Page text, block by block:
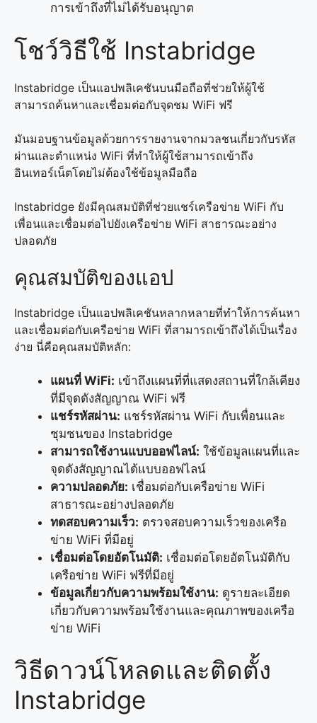
การเข้าถึงที่ไม่ได้รับอนุญาต
โชว์วิธีใช้ Instabridge
Instabridge เป็นแอปพลิเคชันบนมือถือที่ช่วยให้ผู้ใช้
สามารถค้นหาและเชื่อมต่อกับจุดชม WiFi ฟรี
มันมอบฐานข้อมูลด้วยการรายงานจากมวลชนเกี่ยวกับรหัส
ผ่านและตำแหน่ง WiFi ที่ทำให้ผู้ใช้สามารถเข้าถึง
อินเทอร์เน็ตโดยไม่ต้องใช้ข้อมูลมือถือ
Instabridge ยังมีคุณสมบัติที่ช่วยแชร์เครือข่าย WiFi กับ
เพื่อนและเชื่อมต่อไปยังเครือข่าย WiFi สาธารณะอย่าง
ปลอดภัย
คุณสมบัติของแอป
Instabridge เป็นแอปพลิเคชันหลากหลายที่ทำให้การค้นหา
และเชื่อมต่อกับเครือข่าย WiFi ที่สามารถเข้าถึงได้เป็นเรื่อง
ง่าย นี่คือคุณสมบัติหลัก:
แผนที่ WiFi: เข้าถึงแผนที่ที่แสดงสถานที่ใกล้เคียง
ที่มีจุดดังสัญญาณ WiFi ฟรี
แชร์รหัสผ่าน: แชร์รหัสผ่าน WiFi กับเพื่อนและ
ชุมชนของ Instabridge
สามารถใช้งานแบบออฟไลน์: ใช้ข้อมูลแผนที่และ
จุดดังสัญญาณได้แบบออฟไลน์
ความปลอดภัย: เชื่อมต่อกับเครือข่าย WiFi
สาธารณะอย่างปลอดภัย
ทดสอบความเร็ว: ตรวจสอบความเร็วของเครือ
ข่าย WiFi ที่มีอยู่
เชื่อมต่อโดยอัตโนมัติ: เชื่อมต่อโดยอัตโนมัติกับ
เครือข่าย WiFi ฟรีที่มีอยู่
ข้อมูลเกี่ยวกับความพร้อมใช้งาน: ดูรายละเอียด
เกี่ยวกับความพร้อมใช้งานและคุณภาพของเครือ
ข่าย WiFi
วิธีดาวน์โหลดและติดตั้ง
Instabridge